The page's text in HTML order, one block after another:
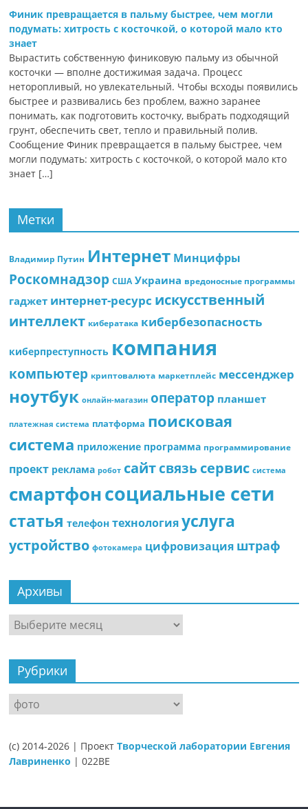
Финик превращается в пальму быстрее, чем могли
подумать: хитрость с косточкой, о которой мало кто
знает
Вырастить собственную финиковую пальму из обычной
косточки — вполне достижимая задача. Процесс
неторопливый, но увлекательный. Чтобы всходы появились
быстрее и развивались без проблем, важно заранее
понимать, как подготовить косточку, выбрать подходящий
грунт, обеспечить свет, тепло и правильный полив.
Сообщение Финик превращается в пальму быстрее, чем
могли подумать: хитрость с косточкой, о которой мало кто
знает […]
Метки
Владимир Путин Интернет Минцифры
Роскомнадзор США Украина вредоносные программы
гаджет интернет-ресурс искусственный
интеллект кибератака кибербезопасность
киберпреступность компания
компьютер криптовалюта маркетплейс мессенджер
ноутбук онлайн-магазин оператор планшет
платежная система платформа поисковая
система приложение программа программирование
проект реклама робот сайтсвязь сервис система
смартфонсоциальные сети
статья телефон технология услуга
устройство фотокамера цифровизация штраф
Архивы
Архивы
Рубрики
Рубрики
(c) 2014-2026 | ПроектТворческой лаборатории Евгения
Лавриненко | 022BE